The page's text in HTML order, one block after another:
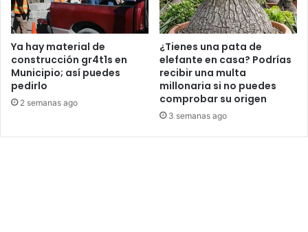
Ya hay material de
construcción gr4t1s en
Municipio; así puedes
pedirlo
2 semanas ago
¿Tienes una pata de
elefante en casa? Podrías
recibir una multa
millonaria si no puedes
comprobar su origen
3 semanas ago